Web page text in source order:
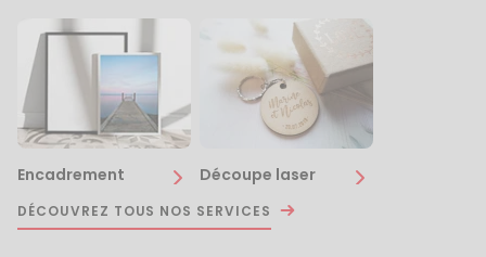
Encadrement Découpe laser
DÉCOUVREZ TOUS NOS SERVICES